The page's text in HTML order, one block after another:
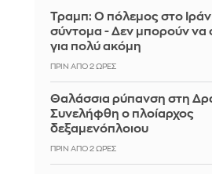
Τραμπ: Ο πόλεμος στο Ιράν
σύντομα - Δεν μπορούν να
για πολύ ακόμη
ΠΡΙΝ ΑΠΌ 2 ΏΡΕΣ
Θαλάσσια ρύπανση στη
Συνελήφθη ο πλοίαρχος
δεξαμενόπλοιου
ΠΡΙΝ ΑΠΌ 2 ΏΡΕΣ